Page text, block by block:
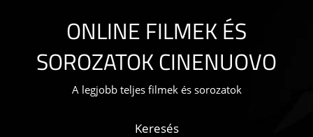
content
ONLINE FILMEK ÉS
SOROZATOK CINENUOVO
A legjobb teljes filmek és sorozatok
Keresés